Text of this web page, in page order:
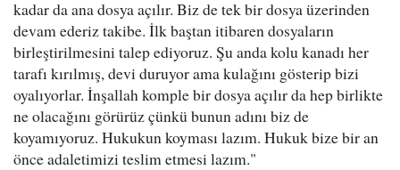
kadar da ana dosya açılır. Biz de tek bir dosya üzerinden
devam ederiz takibe. İlk baştan itibaren dosyaların
birleştirilmesini talep ediyoruz. Şu anda kolu kanadı her
tarafı kırılmış, devi duruyor ama kulağını gösterip bizi
oyalıyorlar. İnşallah komple bir dosya açılır da hep birlikte
ne olacağını görürüz çünkü bunun adını biz de
koyamıyoruz. Hukukun koyması lazım. Hukuk bize bir an
önce adaletimizi teslim etmesi lazım."